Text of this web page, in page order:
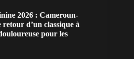
2026 : Cameroun-
retour d’un classique à
pour les